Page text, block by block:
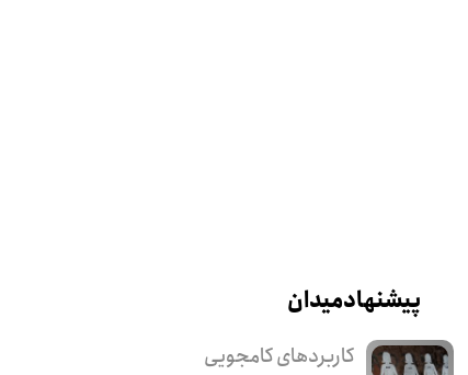
پیشنهاد میدان
کاربرد‌های کامجویی